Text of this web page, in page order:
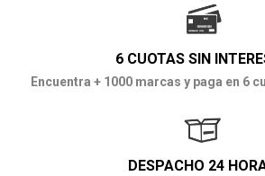
6 CUOTAS SIN
Encuentra + 1000 marcas y paga en 6
DESPACHO 24